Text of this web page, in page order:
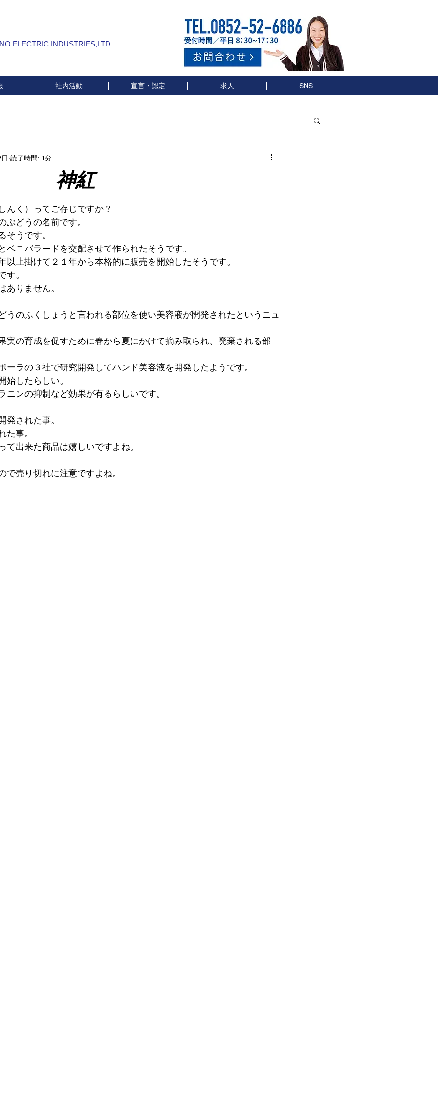
ELECTRIC INDUSTRIES,LTD.
社内活動 宣言・認定 求人 SNS
読了時間: 1分
んく）ってご存じですか？
ぶどうの名前です。
そうです。
ベニバラードを交配させて作られたそうです。
以上掛けて２１年から本格的に販売を開始したそうです。
す。
ありません。
うのふくしょうと言われる部位を使い美容液が開発されたというニュ
実の育成を促すために春から夏にかけて摘み取られ、廃棄される部
ーラの３社で研究開発してハンド美容液を開発したようです。
始したらしい。
ニンの抑制など効果が有るらしいです。
発された事。
た事。
て出来た商品は嬉しいですよね。
で売り切れに注意ですよね。